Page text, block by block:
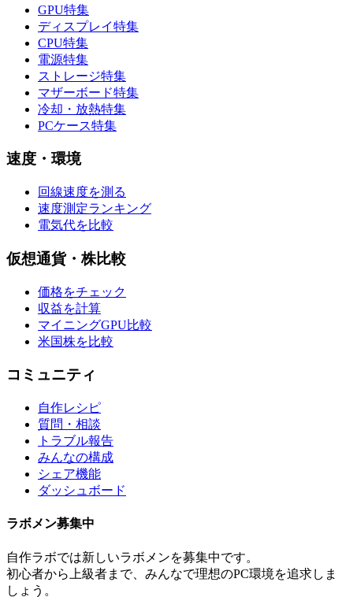
GPU特集
ディスプレイ特集
CPU特集
電源特集
ストレージ特集
マザーボード特集
冷却・放熱特集
PCケース特集
速度・環境
回線速度を測る
速度測定ランキング
電気代を比較
仮想通貨・株比較
価格をチェック
収益を計算
マイニングGPU比較
米国株を比較
コミュニティ
自作レシピ
質問・相談
トラブル報告
みんなの構成
シェア機能
ダッシュボード
ラボメン募集中
自作ラボでは新しいラボメンを募集中です。
初心者から上級者まで、みんなで理想のPC環境を追求しま
しょう。